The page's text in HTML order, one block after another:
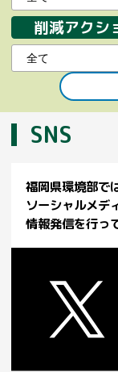
削減アクシ
SNS
福岡県環境部で
ソーシャルメデ
情報発信を行っ